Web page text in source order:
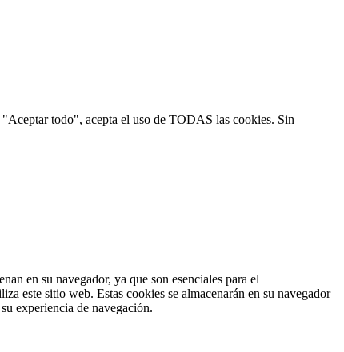
todo", acepta el uso de TODAS las cookies. Sin
en su navegador, ya que son esenciales para el
este sitio web. Estas cookies se almacenarán en su navegador
experiencia de navegación.